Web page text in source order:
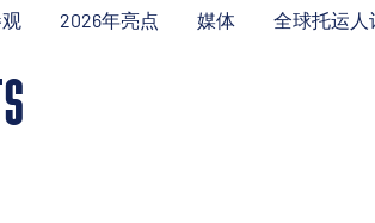
2026年亮点 媒体 全球托运人